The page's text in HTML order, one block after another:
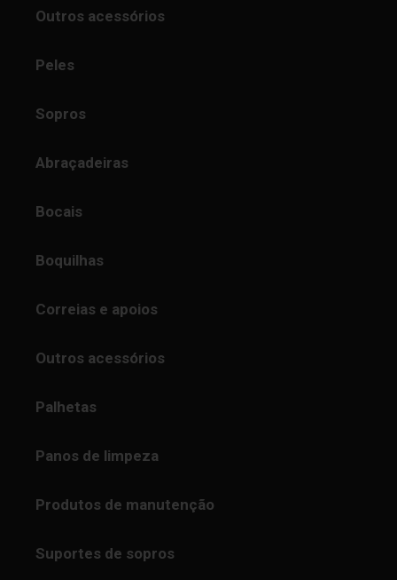
Outros acessórios
Peles
Sopros
Abraçadeiras
Bocais
Boquilhas
Correias e apoios
Outros acessórios
Palhetas
Panos de limpeza
Produtos de manutenção
Suportes de sopros